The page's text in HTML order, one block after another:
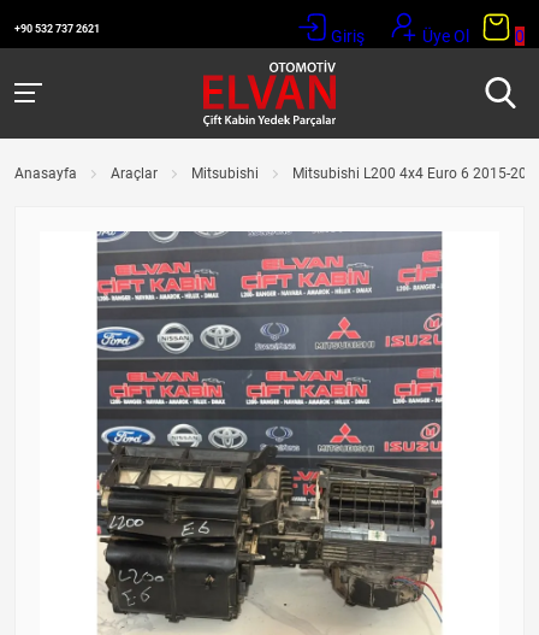
+90 532 737 2621 Giriş Üye Ol 0
Anasayfa Araçlar Mitsubishi Mitsubishi L200 4x4 Euro 6 2015-